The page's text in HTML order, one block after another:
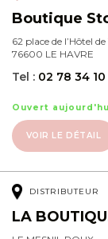
Boutique
62 place de l’Hôtel
76600 LE HAVRE
Tel : 02 78 34
Ouvert
VOIR LE DÉTAIL
DISTRIBUTEUR
LA